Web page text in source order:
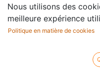
Mozart,
Nous utilisons des
meilleure expérience
Politique en matière de cookies